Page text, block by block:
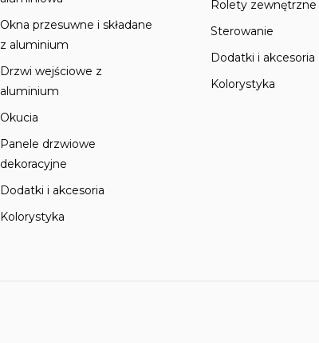
Okna przesuwne i składane
z aluminium
Drzwi wejściowe z
aluminium
Okucia
Panele drzwiowe
dekoracyjne
Dodatki i akcesoria
Kolorystyka
Rolety zewnętrzne
Sterowanie
Dodatki i akcesoria
Kolorystyka